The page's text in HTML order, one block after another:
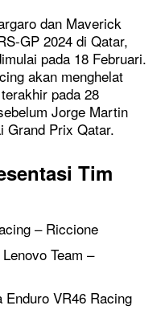
dan Maverick
GP 2024 di Qatar,
pada 18 Februari.
akan menghelat
pada 28
Jorge Martin
Grand Prix Qatar.
Tim
– Riccione
Team –
VR46 Racing